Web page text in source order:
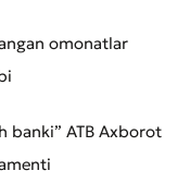
omonatlar
banki” ATB Axborot